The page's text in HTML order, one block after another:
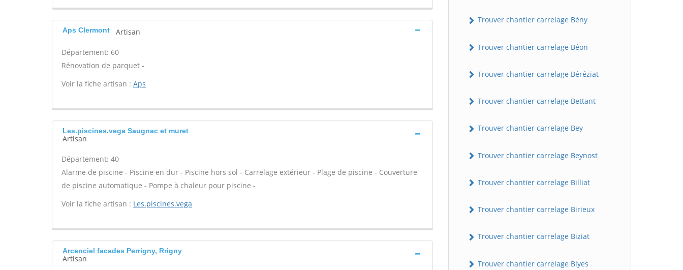
Aps Clermont Artisan
Département: 60
Rénovation de parquet -
Voir la fiche artisan : Aps
Les.piscines.vega Saugnac et muret
Artisan
Département: 40
Alarme de piscine - Piscine en dur - Piscine hors sol - Carrelage extérieur - Plage de piscine - Couverture
de piscine automatique - Pompe à chaleur pour piscine -
Voir la fiche artisan : Les.piscines.vega
Arcenciel facades Perrigny, Rrigny
Artisan
Trouver chantier carrelage Bény
Trouver chantier carrelage Béon
Trouver chantier carrelage Béréziat
Trouver chantier carrelage Bettant
Trouver chantier carrelage Bey
Trouver chantier carrelage Beynost
Trouver chantier carrelage Billiat
Trouver chantier carrelage Birieux
Trouver chantier carrelage Biziat
Trouver chantier carrelage Blyes